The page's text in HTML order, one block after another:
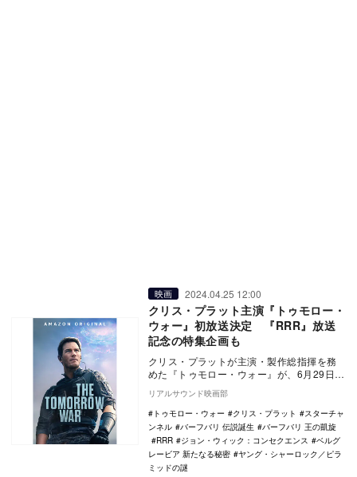
映画 2024.04.25 12:00
クリス・プラット主演『トゥモロー・
ウォー』初放送決定 『RRR』放送
記念の特集企画も
クリス・プラットが主演・製作総指揮を務
めた『トゥモロー・ウォー』が、6月29日に
BS10 スターチャンネルで日本初放送される
こと…
リアルサウンド映画部
トゥモロー・ウォー
クリス・プラット
スターチャ
ンネル
バーフバリ 伝説誕生
バーフバリ 王の凱旋
RRR
ジョン・ウィック：コンセクエンス
ベルグ
レービア 新たなる秘密
ヤング・シャーロック／ピラ
ミッドの謎